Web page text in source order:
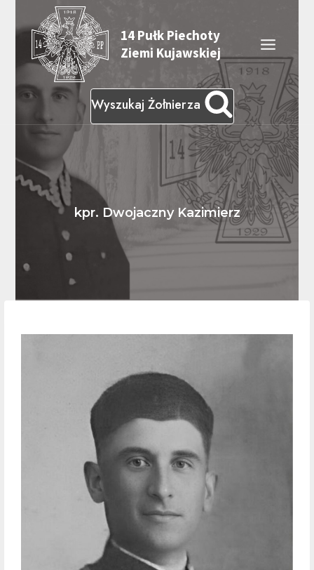
14 Pułk Piechoty
Ziemi Kujawskiej
Wyszukaj Żołnierza
kpr. Dwojaczny Kazimierz